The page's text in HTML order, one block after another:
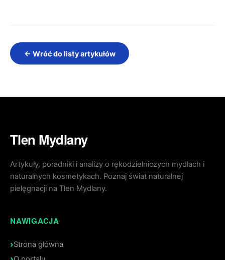
← Wróć do listy artykułów
Tlen Mydlany
Artykuły, poradniki i analizy o rękodzielniczych mydłach i
naturalnych kosmetykach. Poznaj świat naturalnej
pielęgnacji na Tlen Mydlany.
NAWIGACJA
Strona główna